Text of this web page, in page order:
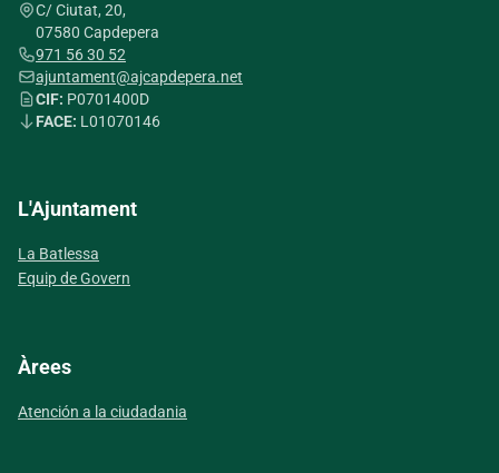
C/ Ciutat, 20,
07580 Capdepera
971 56 30 52
ajuntament@ajcapdepera.net
CIF: P0701400D
FACE: L01070146
L'Ajuntament
La Batlessa
Equip de Govern
Àrees
Atención a la ciudadania